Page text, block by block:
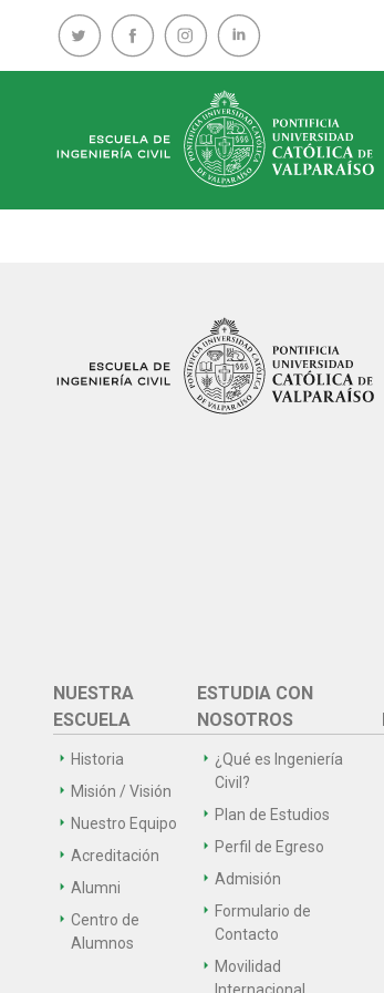
NUESTRA
ESCUELA
Historia
Misión / Visión
Nuestro Equipo
Acreditación
Alumni
Centro de
Alumnos
ESTUDIA CON
NOSOTROS
¿Qué es Ingeniería
Civil?
Plan de Estudios
Perfil de Egreso
Admisión
Formulario de
Contacto
Movilidad